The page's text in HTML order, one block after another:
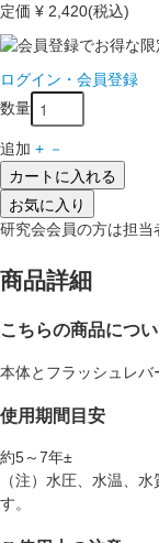
定価 ¥ 2,420(税込)
ログイン・会員登録
数量
追加 + －
カートに入れる
お気に入り
研究会会員の方は担当
商品詳細
こちらの商品につ
本体とフラッシュレバ
使用期間目安
約5～7年±
（注）水圧、水温、
す。